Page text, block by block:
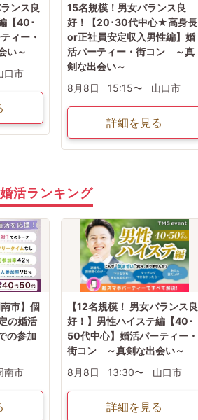
ンス良
【40･
ィー・
い～
口市
15名規模！男女バランス良
好！【20･30代中心★高身長
or正社員安定収入男性編】婚
活パーティー・街コン ～真
剣な出会い～
8月8日
15:15〜 山口市
詳細を見る
活ランキング
市】個
の婚活
の参加
南市
【12名規模！ 男女バランス良
好！】男性ハイステ編【40･
50代中心】婚活パーティー・
街コン ～真剣な出会い～
8月8日
13:30〜 山口市
詳細を見る